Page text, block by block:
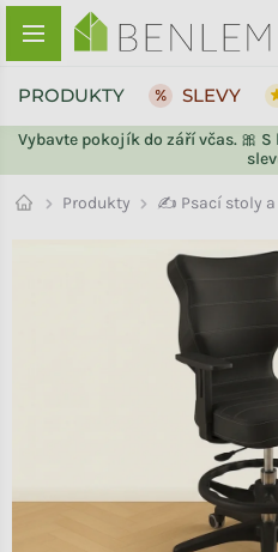
Přejít na obsah
Vybavte pokojík do září včas. 🎀 S
PRODUKTY SLEVY
Produkty ✍️ Psací stoly a
ZPĚT DO OBCHODU
ZPĚT DO OBCHODU